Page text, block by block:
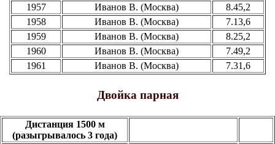
1957
Иванов В. (Москва)
8.45,2
1958
Иванов В. (Москва)
7.13,6
1959
Иванов В. (Москва)
8.25,2
1960
Иванов В. (Москва)
7.49,2
1961
Иванов В. (Москва) 7.31,6
Двойка парная
Дистанция 1500 м
(разыгрывалось 3 года)